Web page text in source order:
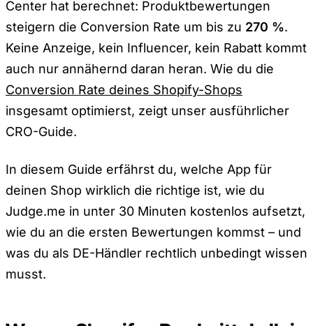
Center hat berechnet: Produktbewertungen
steigern die Conversion Rate um bis zu 270 %.
Keine Anzeige, kein Influencer, kein Rabatt kommt
auch nur annähernd daran heran. Wie du die
Conversion Rate deines Shopify-Shops
insgesamt optimierst, zeigt unser ausführlicher
CRO-Guide.
In diesem Guide erfährst du, welche App für
deinen Shop wirklich die richtige ist, wie du
Judge.me in unter 30 Minuten kostenlos aufsetzt,
wie du an die ersten Bewertungen kommst – und
was du als DE-Händler rechtlich unbedingt wissen
musst.